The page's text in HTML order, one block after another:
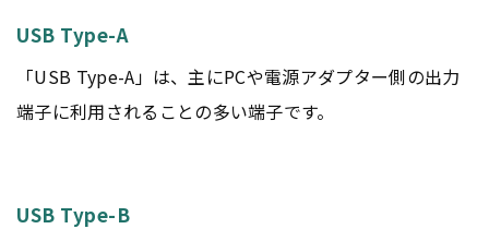
USB Type-A
「USB Type-A」は、主にPCや電源アダプター側の出力
端子に利用されることの多い端子です。
USB Type-B